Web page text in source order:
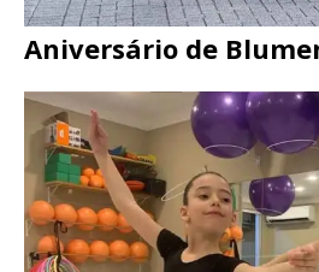
Aniversário de